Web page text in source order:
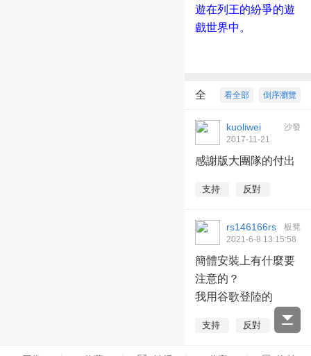
遊在列王的紛爭的遊
戲世界中。
倒序瀏覽
看全部
全
部回復 2 沙發
kuoliwei
2017-11-21
感謝版大團隊的付出
支持 反對
板凳
rs146166rs
2021-6-8 13:15:58
簡體安裝上有什麼要
注意的？
我用谷歌登陸的
支持 反對